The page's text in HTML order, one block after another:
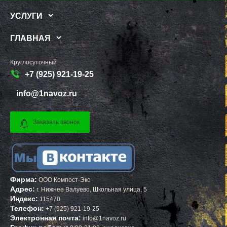
РЕЧИЦЫ
РЕШЕТНИКОВО
РЖАВКИ
РОГАЧЕВО
РОГОЗИНО
РОДНИКИ
РОЖДЕСТВЕНО
РОШАЛЬ
РУБЛЕВО
РУЗА
РЯЗАНОВСКИЙ
СВЕРДЛОВСКИЙ
СЕВЕРНЫЙ
СЕЛО ЯМ
СЕЛЯТИНО
СЕРГИЕВ ПОСАД
СЕРЕБРЯНЫЕ ПРУДЫ
СЕРПУХОВ
СКОРОПУСКОВСКИЙ
СНЕГИРИ
СОЛНЕЧНОГОРСК
СОЛНЦЕВО
СОФРИНО
СОФЬИНО
СТАРАЯ КУПАВНА
СТАРБЕЕВО
СТАРЫЙ ГОРОДОК
СТОЛБОВАЯ
КАЧКАНАР
КОЗЕЛЬСК
ШАРЬЯ
ЧИСТОПОЛЬ
ЕФРЕМОВ
ЧЕРНЯХОВСК
ЛЕРМОНТОВ
ТОРЖОК
ШУМЕРЛЯ
ЛЕНИНСК
ШУЯ
ТУЛУН
ЧЕРЕМХОВО
ПРОХЛАДНЫЙ
МЕЖДУРЕЧЕНСК
КИРОВО ЧЕПЕЦК
БЕЛАЯ КАЛИТВА
КАСИМОВ
МОЖГА
КЫШТЫМ
СТРУНИНО
МАЙСКИЙ
АРСЕНЬЕВ
ПОЛЕВСКОЙ
КИМОВСК
ДАГЕСТАНСКИЕ ОГНИ
ЗАВОЛЖЬЕ
ЖИГУЛЕВСК
УСЛУГИ
ГЛАВНАЯ
Круглосуточный
+7 (925) 921-19-25
info@1navoz.ru
Заказать звонок
Фирма: ООО Компост-Эко
Адрес:г. Нижнее Валуево,Школьная улица, 5
Индекс: 115470
Телефон: +7 (925) 921-19-25
Электронная почта: info@1navoz.ru